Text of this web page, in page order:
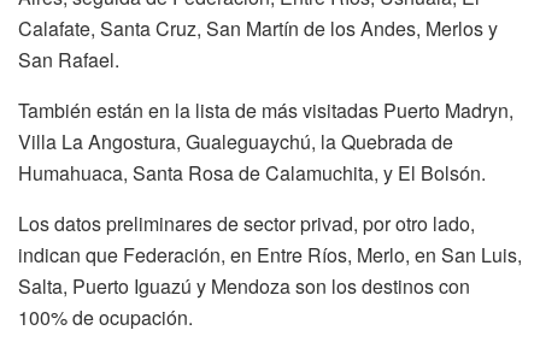
Calafate, Santa Cruz, San Martín de los Andes, Merlos y
San Rafael.
También están en la lista de más visitadas Puerto Madryn,
Villa La Angostura, Gualeguaychú, la Quebrada de
Humahuaca, Santa Rosa de Calamuchita, y El Bolsón.
Los datos preliminares de sector privad, por otro lado,
indican que Federación, en Entre Ríos, Merlo, en San Luis,
Salta, Puerto Iguazú y Mendoza son los destinos con
100% de ocupación.